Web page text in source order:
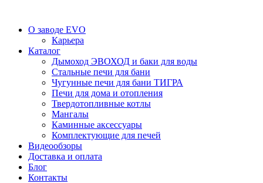
О заводе EVO
Карьера
Каталог
Дымоход ЭВОХОД и баки для воды
Стальные печи для бани
Чугунные печи для бани ТИГРА
Печи для дома и отопления
Твердотопливные котлы
Мангалы
Каминные аксессуары
Комплектующие для печей
Видеообзоры
Доставка и оплата
Блог
Контакты